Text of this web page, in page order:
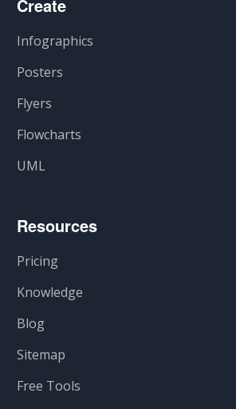
Create
Infographics
Posters
Flyers
Flowcharts
UML
Resources
Pricing
Knowledge
Blog
Sitemap
Free Tools